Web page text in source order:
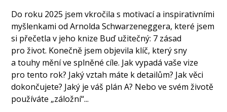
Do roku 2025 jsem vkročila s motivací a inspirativními
myšlenkami od Arnolda Schwarzeneggera, které jsem
si přečetla v jeho knize Buď užitečný: 7 zásad
pro život. Konečně jsem objevila klíč, který sny
a touhy mění ve splněné cíle. Jak vypadá vaše vize
pro tento rok? Jaký vztah máte k detailům? Jak věci
dokončujete? Jaký je váš plán A? Nebo ve svém životě
používáte „záložní“...